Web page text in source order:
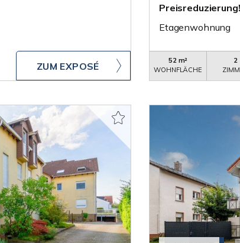
ZUM EXPOSÉ
Etagenwohnung
52 m²
WOHNFLÄCHE
2